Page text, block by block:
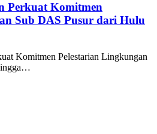
Perkuat Komitmen
Sub DAS Pusur dari Hulu
Komitmen Pelestarian Lingkungan